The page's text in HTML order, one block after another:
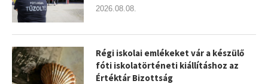
2026.08.08.
Régi iskolai emlékeket vár a készülő
fóti iskolatörténeti kiállításhoz az
Értéktár Bizottság